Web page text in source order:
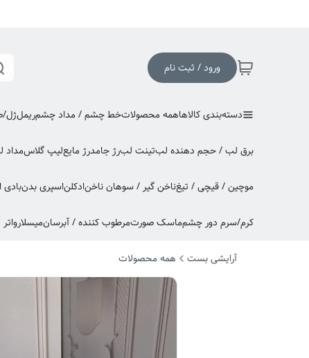
ورود / ثبت نام
دسته‌بندی کالاهاهمه محصولاتخط چشم / مداد چشمریملژل/
برق لب / حجم دهنده لبتینت لبرژ جامدرژ مایعلیپ گلاسمداد
موچین / قیچی / تیغناخن گیر / سوهان ناخنادکلناسپری بدن
کرم/سرم دور چشمماسک صورتمرطوب کننده / آبرسانمیسلارواتر
آرایشی بست همه محصولات